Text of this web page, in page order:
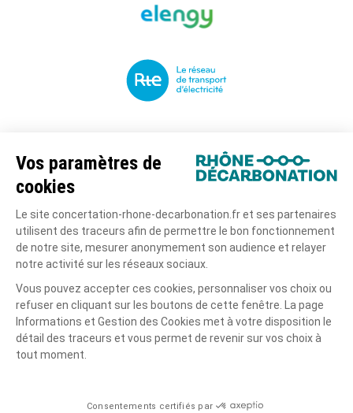
Le projet
Actualités
La documentation
Copyright tous droits réservés